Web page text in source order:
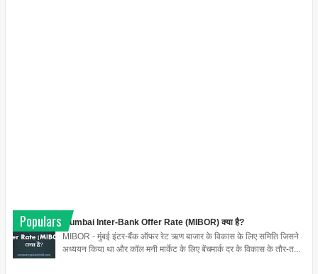
Populars
Mumbai Inter-Bank Offer Rate (MIBOR) क्या है?
MIBOR - मुंबई इंटर-बैंक ऑफर रेट ऋण बाजार के विकास के लिए समिति जिसने
अध्ययन किया था और कॉल मनी मार्केट के लिए बेंचमार्क दर के विकास के तौर-त...